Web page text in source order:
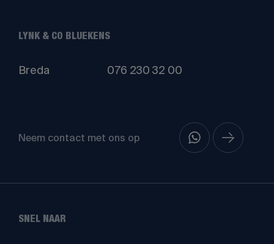
LYNK & CO BLUEKENS
Breda 076 230 32 00
Neem contact met ons op
SNEL NAAR